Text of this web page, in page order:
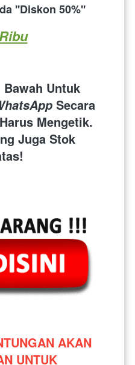
''Diskon 50%''
Untuk
Secara
Mengetik.
Juga Stok
AKAN
UNTUK